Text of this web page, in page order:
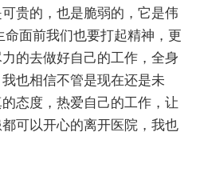
贵的，也是脆弱的，它是伟
面前我们也要打起精神，更
的去做好自己的工作，全身
也相信不管是现在还是未
态度，热爱自己的工作，让
可以开心的离开医院，我也